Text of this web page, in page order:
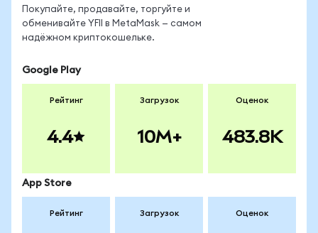
Покупайте, продавайте, торгуйте и
обменивайте YFII в MetaMask — самом
надёжном криптокошельке.
Google Play
Рейтинг
4.4
Загрузок
10M+
Оценок
483.8K
App Store
Рейтинг Загрузок Оценок